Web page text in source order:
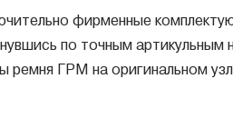
фирменные
по точным
ремня ГРМ на оригинальном